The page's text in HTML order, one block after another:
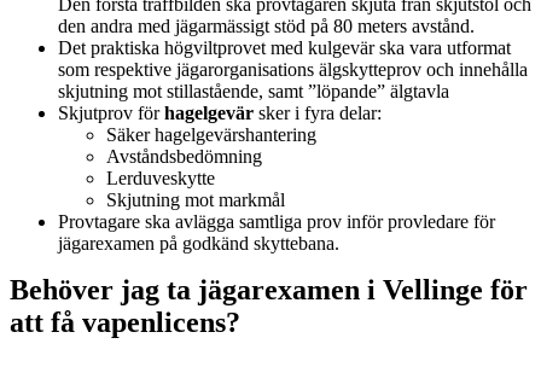
Den första träffbilden ska provtagaren skjuta från skjutstol och
den andra med jägarmässigt stöd på 80 meters avstånd.
Det praktiska högviltprovet med kulgevär ska vara utformat
som respektive jägarorganisations älgskytteprov och innehålla
skjutning mot stillastående, samt ”löpande” älgtavla
Skjutprov förhagelgevär sker i fyra delar:
Säker hagelgevärshantering
Avståndsbedömning
Lerduveskytte
Skjutning mot markmål
Provtagare ska avlägga samtliga prov inför provledare för
jägarexamen på godkänd skyttebana.
Behöver jag ta jägarexamen i Vellinge för
att få vapenlicens?